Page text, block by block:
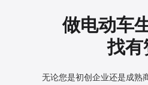
做电动车
找有
无论您是初创企业还是成熟